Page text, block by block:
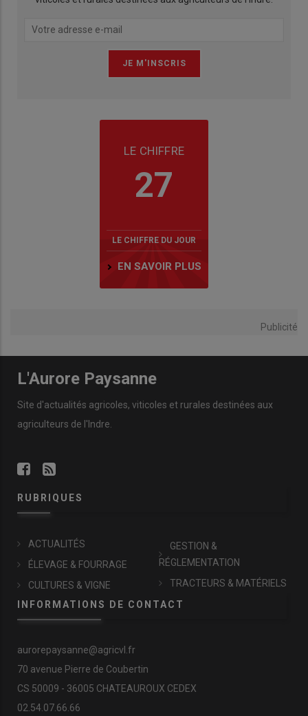
LE CHIFFRE
27
LE CHIFFRE DU JOUR
EN SAVOIR PLUS
Publicité
L'Aurore Paysanne
Site d'actualités agricoles, viticoles et rurales destinées aux
agriculteurs de l'Indre.
RUBRIQUES
ACTUALITÉS
ÉLEVAGE & FOURRAGE
CULTURES & VIGNE
GESTION &
RÉGLEMENTATION
TRACTEURS & MATÉRIELS
INFORMATIONS DE CONTACT
aurorepaysanne@agricvl.fr
70 avenue Pierre de Coubertin
CS 50009 - 36005 CHATEAUROUX CEDEX
02.54.07.66.66